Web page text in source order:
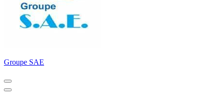
Groupe SAE
Menu
de
Menu